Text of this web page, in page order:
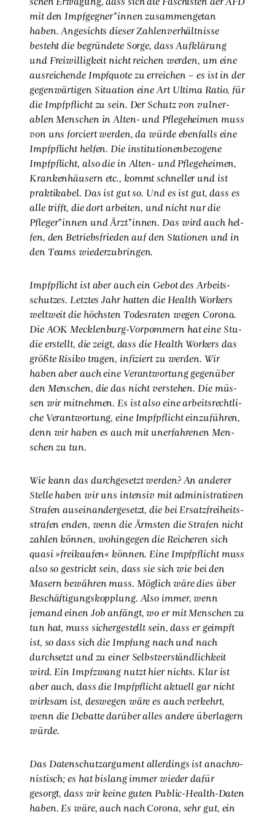
mit den Impfgegner*innen zusam­men­ge­tan
haben. Ange­sichts die­ser Zah­len­ver­hält­nis­se
besteht die begrün­de­te Sor­ge, dass Auf­klä­rung
und Frei­wil­lig­keit nicht rei­chen wer­den, um eine
aus­rei­chen­de Impf­quo­te zu errei­chen – es ist in der
gegen­wär­ti­gen Situa­ti­on eine Art Ulti­ma Ratio, für
die Impf­pflicht zu sein. Der Schutz von vul­ner­
ablen Men­schen in Alten- und Pfle­ge­hei­men muss
von uns for­ciert wer­den, da wür­de eben­falls eine
Impf­pflicht hel­fen. Die insti­tu­tio­nen­be­zo­ge­ne
Impf­pflicht, also die in Alten- und Pfle­ge­hei­men,
Kran­ken­häu­sern etc., kommt schnel­ler und ist
prak­ti­ka­bel. Das ist gut so. Und es ist gut, dass es
alle trifft, die dort arbei­ten, und nicht nur die
Pfleger*innen und Ärzt*innen. Das wird auch hel­
fen, den Betriebs­frie­den auf den Sta­tio­nen und in
den Teams wie­der­zu­brin­gen.
Impf­pflicht ist aber auch ein Gebot des Arbeits­
schut­zes. Letz­tes Jahr hat­ten die Health Workers
welt­weit die höchs­ten Todes­ra­ten wegen Coro­na.
Die AOK Meck­len­burg-Vor­pom­mern hat eine Stu­
die erstellt, die zeigt, dass die Health Workers das
größ­te Risi­ko tra­gen, infi­ziert zu wer­den. Wir
haben aber auch eine Ver­ant­wor­tung gegen­über
den Men­schen, die das nicht ver­ste­hen. Die müs­
sen wir mit­neh­men. Es ist also eine arbeits­recht­li­
che Ver­ant­wor­tung, eine Impf­pflicht ein­zu­füh­ren,
denn wir haben es auch mit uner­fah­re­nen Men­
schen zu tun.
Wie kann das durch­ge­setzt wer­den? An ande­rer
Stel­le haben wir uns inten­siv mit admi­nis­tra­ti­ven
Stra­fen aus­ein­an­der­ge­setzt, die bei Ersatz­frei­heits­
stra­fen enden, wenn die Ärms­ten die Stra­fen nicht
zah­len kön­nen, wohin­ge­gen die Rei­che­ren sich
qua­si »frei­kau­fen« kön­nen. Eine Impf­pflicht muss
also so gestrickt sein, dass sie sich wie bei den
Masern bewäh­ren muss. Mög­lich wäre dies über
Beschäf­ti­gungs­kopp­lung. Also immer, wenn
jemand einen Job anfängt, wo er mit Men­schen zu
tun hat, muss sicher­ge­stellt sein, dass er geimpft
ist, so dass sich die Imp­fung nach und nach
durch­setzt und zu einer Selbst­ver­ständ­lich­keit
wird. Ein Impf­zwang nutzt hier nichts. Klar ist
aber auch, dass die Impf­pflicht aktu­ell gar nicht
wirk­sam ist, des­we­gen wäre es auch ver­kehrt,
wenn die Debat­te dar­über alles ande­re über­la­gern
wür­de.
Das Daten­schutz­ar­gu­ment aller­dings ist ana­chro­
nis­tisch; es hat bis­lang immer wie­der dafür
gesorgt, dass wir kei­ne guten Public-Health-Daten
haben. Es wäre, auch nach Coro­na, sehr gut, ein